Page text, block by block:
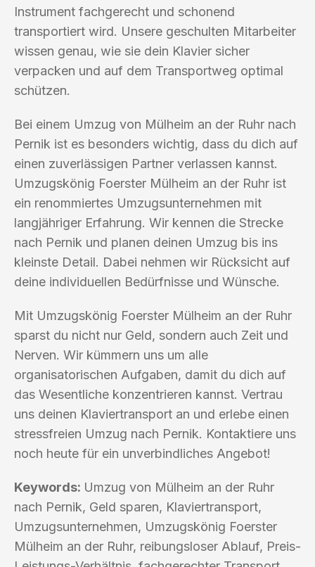
Instrument fachgerecht und schonend
transportiert wird. Unsere geschulten Mitarbeiter
wissen genau, wie sie dein Klavier sicher
verpacken und auf dem Transportweg optimal
schützen.
Bei einem Umzug von Mülheim an der Ruhr nach
Pernik ist es besonders wichtig, dass du dich auf
einen zuverlässigen Partner verlassen kannst.
Umzugskönig Foerster Mülheim an der Ruhr ist
ein renommiertes Umzugsunternehmen mit
langjähriger Erfahrung. Wir kennen die Strecke
nach Pernik und planen deinen Umzug bis ins
kleinste Detail. Dabei nehmen wir Rücksicht auf
deine individuellen Bedürfnisse und Wünsche.
Mit Umzugskönig Foerster Mülheim an der Ruhr
sparst du nicht nur Geld, sondern auch Zeit und
Nerven. Wir kümmern uns um alle
organisatorischen Aufgaben, damit du dich auf
das Wesentliche konzentrieren kannst. Vertrau
uns deinen Klaviertransport an und erlebe einen
stressfreien Umzug nach Pernik. Kontaktiere uns
noch heute für ein unverbindliches Angebot!
Keywords: Umzug von Mülheim an der Ruhr
nach Pernik, Geld sparen, Klaviertransport,
Umzugsunternehmen, Umzugskönig Foerster
Mülheim an der Ruhr, reibungsloser Ablauf, Preis-